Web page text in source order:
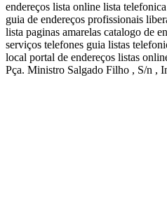
endereços lista online lista telefonica
guia de endereços profissionais
lista paginas amarelas catalogo de
serviços telefones guia listas
local portal de endereços listas
Pça. Ministro Salgado Filho , S/n ,